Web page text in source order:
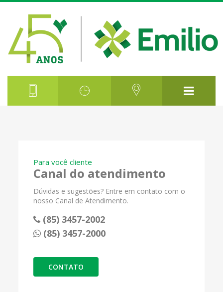
Para você cliente
Canal do atendimento
Dúvidas e sugestões? Entre em contato com o
nosso Canal de Atendimento.
(85) 3457-2002
(85) 3457-2000
CONTATO